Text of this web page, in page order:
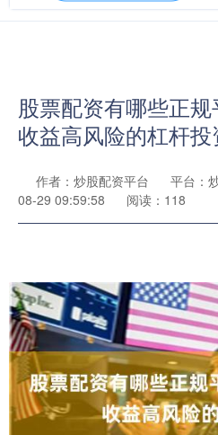
股票配资有哪些正
收益高风险的杠杆投
作者：炒股配资平台 平台：
08-29 09:59:58
阅读：118